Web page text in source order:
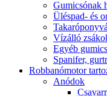
Gumicsónak
Üléspad- és
Vízálló
Egyéb
Spanifer,
Robbanómotor
Anódok